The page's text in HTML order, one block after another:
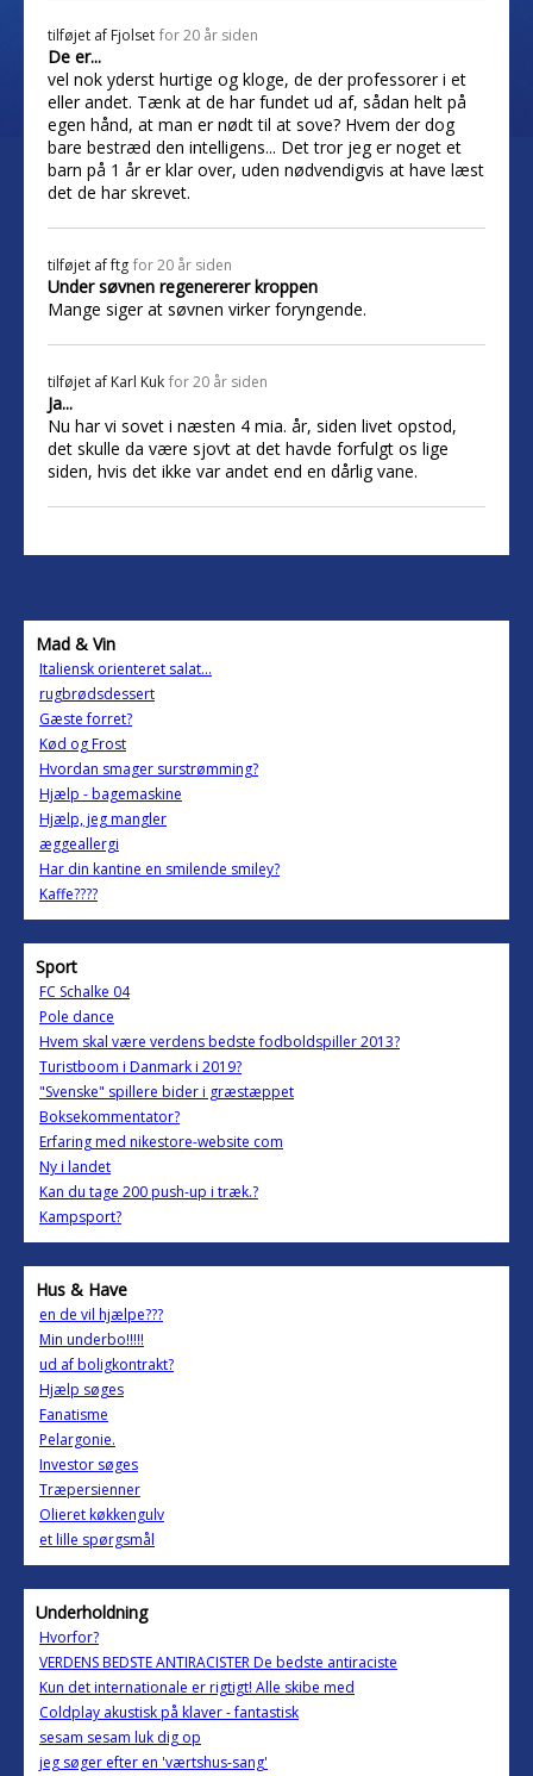
tilføjet af Fjolset for 20 år siden
De er...
vel nok yderst hurtige og kloge, de der professorer i et
eller andet. Tænk at de har fundet ud af, sådan helt på
egen hånd, at man er nødt til at sove? Hvem der dog
bare bestræd den intelligens... Det tror jeg er noget et
barn på 1 år er klar over, uden nødvendigvis at have læst
det de har skrevet.
tilføjet afftg for 20 år siden
Under søvnen regenererer kroppen
Mange siger at søvnen virker foryngende.
tilføjet af Karl Kuk for 20 år siden
Ja...
Nu har vi sovet i næsten 4 mia. år, siden livet opstod,
det skulle da være sjovt at det havde forfulgt os lige
siden, hvis det ikke var andet end en dårlig vane.
Mad & Vin
Italiensk orienteret salat...
rugbrødsdessert
Gæste forret?
Kød og Frost
Hvordan smager surstrømming?
Hjælp - bagemaskine
Hjælp, jeg mangler
æggeallergi
Har din kantine en smilende smiley?
Kaffe????
Sport
FC Schalke 04
Pole dance
Hvem skal være verdens bedste fodboldspiller 2013?
Turistboom i Danmark i 2019?
"Svenske" spillere bider i græstæppet
Boksekommentator?
Erfaring med nikestore-website com
Ny i landet
Kan du tage 200 push-up i træk.?
Kampsport?
Hus & Have
en de vil hjælpe???
Min underbo!!!!!
ud af boligkontrakt?
Hjælp søges
Fanatisme
Pelargonie.
Investor søges
Træpersienner
Olieret køkkengulv
et lille spørgsmål
Underholdning
Hvorfor?
VERDENS BEDSTE ANTIRACISTER De bedste antiraciste
Kun det internationale er rigtigt! Alle skibe med
Coldplay akustisk på klaver - fantastisk
sesam sesam luk dig op
jeg søger efter en 'værtshus-sang'